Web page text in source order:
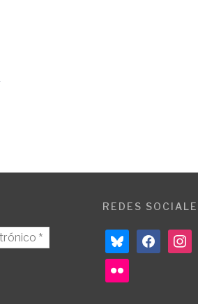
REDES
blueskyfacebook
flickr